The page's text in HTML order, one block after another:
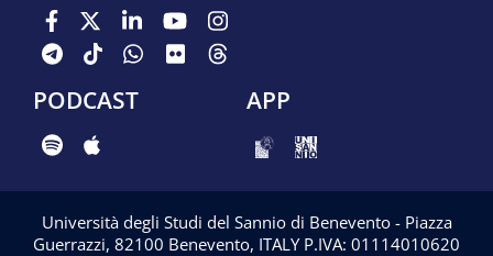
PODCAST APP
Università degli Studi del Sannio di Benevento - Piazza
Guerrazzi, 82100 Benevento, ITALY P.IVA: 01114010620